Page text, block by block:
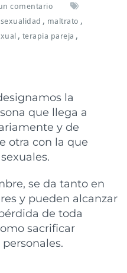
comentario
, maltrato ,
, terapia pareja ,
la
que llega a
y de
otra con la que
se da tanto en
y pueden alcanzar
de toda
sacrificar